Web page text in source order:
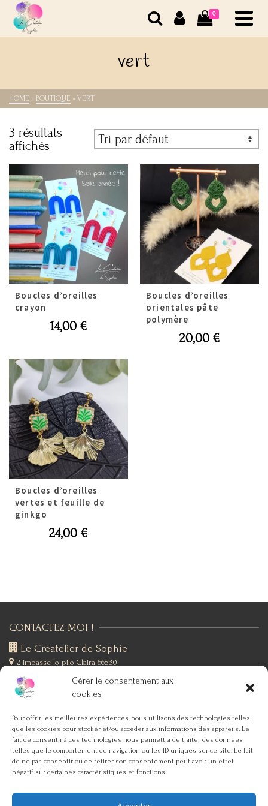
Gérer le consentement aux
cookies
Pour offrir les meilleures expériences, nous utilisons des technologies telles
que les cookies pour stocker et/ou accéder aux informations des appareils. Le
fait de consentir à ces technologies nous permettra de traiter des données
telles que le comportement de navigation ou les ID uniques sur ce site. Le fait
de ne pas consentir ou de retirer son consentement peut avoir un effet
négatif sur certaines caractéristiques et fonctions.
0
vert
HOME » BOUTIQUE » VERT
3 résultats
affichés
Boucles d’oreilles
crayon
14,00 €
Boucles d’oreilles
orientales pâte
polymère
20,00 €
Boucles d’oreilles
vertes et feuille de
ginkgo
24,00 €
CONTACTEZ-MOI !
Le Créatelier de Sophie
2 impasse lo pilo Claira 66530
+(33)6 19 76 12 53
SUIVEZ-MOI !
SERVICE CLIENT
ACCUEIL
CONDITIONS GÉNÉRALES DE VENTE